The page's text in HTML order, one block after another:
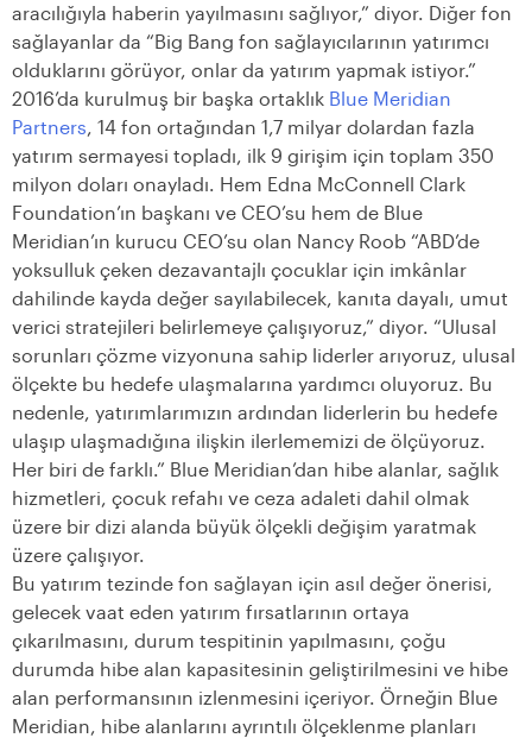
aracılığıyla haberin yayılmasını sağlıyor,” diyor. Diğer fon
sağlayanlar da “Big Bang fon sağlayıcılarının yatırımcı
olduklarını görüyor, onlar da yatırım yapmak istiyor.”
2016’da kurulmuş bir başka ortaklık Blue Meridian
Partners, 14 fon ortağından 1,7 milyar dolardan fazla
yatırım sermayesi topladı, ilk 9 girişim için toplam 350
milyon doları onayladı. Hem Edna McConnell Clark
Foundation’ın başkanı ve CEO’su hem de Blue
Meridian’ın kurucu CEO’su olan Nancy Roob “ABD’de
yoksulluk çeken dezavantajlı çocuklar için imkânlar
dahilinde kayda değer sayılabilecek, kanıta dayalı, umut
verici stratejileri belirlemeye çalışıyoruz,” diyor. “Ulusal
sorunları çözme vizyonuna sahip liderler arıyoruz, ulusal
ölçekte bu hedefe ulaşmalarına yardımcı oluyoruz. Bu
nedenle, yatırımlarımızın ardından liderlerin bu hedefe
ulaşıp ulaşmadığına ilişkin ilerlememizi de ölçüyoruz.
Her biri de farklı.” Blue Meridian’dan hibe alanlar, sağlık
hizmetleri, çocuk refahı ve ceza adaleti dahil olmak
üzere bir dizi alanda büyük ölçekli değişim yaratmak
üzere çalışıyor.
Bu yatırım tezinde fon sağlayan için asıl değer önerisi,
gelecek vaat eden yatırım fırsatlarının ortaya
çıkarılmasını, durum tespitinin yapılmasını, çoğu
durumda hibe alan kapasitesinin geliştirilmesini ve hibe
alan performansının izlenmesini içeriyor. Örneğin Blue
Meridian, hibe alanlarını ayrıntılı ölçeklenme planları